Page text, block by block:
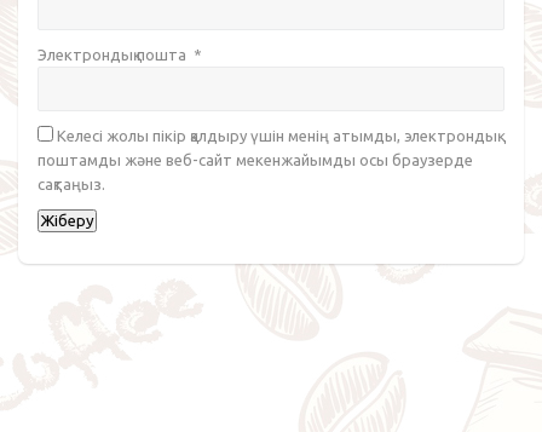
Электрондық пошта *
Келесі жолы пікір қалдыру үшін менің атымды, электрондық
поштамды және веб-сайт мекенжайымды осы браузерде
сақтаңыз.